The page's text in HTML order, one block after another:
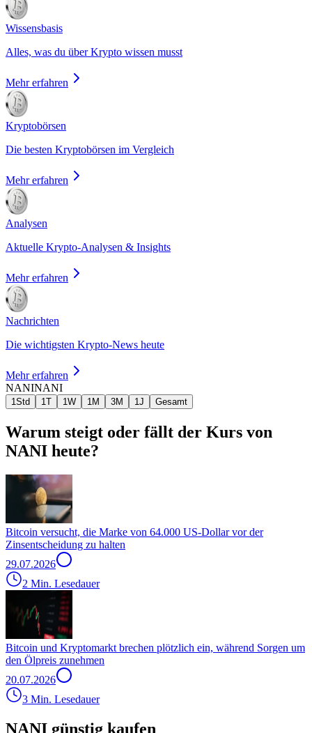
Wissensbasis
Alles, was du über Krypto wissen musst
Mehr erfahren
Kryptobörsen
Die besten Kryptobörsen im Vergleich
Mehr erfahren
Analysen
Aktuelle Krypto-Analysen & Insights
Mehr erfahren
Nachrichten
Die wichtigsten Krypto-News heute
Mehr erfahren
NANINANI
1Std 1T 1W 1M 3M 1J Gesamt
Warum steigt oder fällt der Kurs von
NANI heute?
Bitcoin versucht, die Marke von 64.000 US-Dollar vor der
Zinsentscheidung zu halten
29.07.2026
2 Min. Lesedauer
Bitcoin und Kryptomarkt brechen plötzlich ein, während Sorgen um
den Ölpreis zunehmen
20.07.2026
3 Min. Lesedauer
NANI günstig kaufen